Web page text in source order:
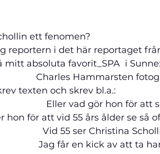
Schollin
reportern i det här reportaget
mitt absoluta favorit_SPA i
skrev
Eller vad gör hon för att
hon för att vid 55 års ålder se så
Vid 55 ser
en kick av att ta